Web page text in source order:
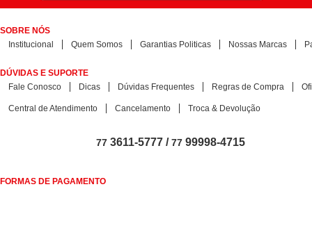
SOBRE NÓS
Institucional
Quem Somos Garantias Politicas Nossas Marcas
DÚVIDAS E SUPORTE
Fale Conosco
Dicas Dúvidas Frequentes Regras de Compra
Central de Atendimento Cancelamento Troca & Devolução
77 3611-5777 /77 99998-4715
FORMAS DE PAGAMENTO